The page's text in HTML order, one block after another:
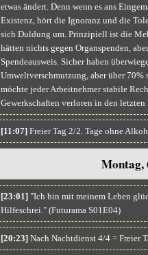
etwas ändert. Denn wenn es ans
Existenz, hört die Ignoranz und die
sich Duldung um. Prinzipiell ist die
hätten nichts gegen Organspenden,
Spendeausweis. Sicher haben
Umweltverschmutzung, aber über 70%
möchte jeder Arbeitnehmer stabile
Gewerkschaften verloren in den
[11:07]Freier Tag 2/2. Tage ohne
Montag,
[23:01]"Ich bin mit meinem Leben
Hilfeschrei." (Futurama S01E04)
[20:23]Nach Nachtdienst 4/4 = Freier